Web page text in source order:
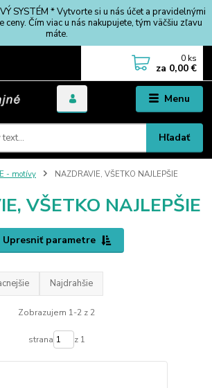
SYSTÉM * Vytvorte si u nás účet a pravidelnými
ceny. Čím viac u nás nakupujete, tým väčšiu zľavu
máte.
Menu
Hľadať
0 ks
za 0,00 €
- motívy NAZDRAVIE, VŠETKO NAJLEPŠIE
VŠETKO NAJLEPŠIE
Upresniť parametre
Najdrahšie
Zobrazujem 1-2 z 2
strana z 1